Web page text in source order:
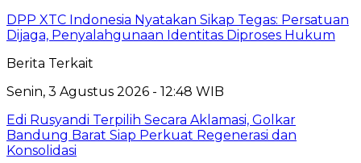
DPP XTC Indonesia Nyatakan Sikap Tegas: Persatuan
Dijaga, Penyalahgunaan Identitas Diproses Hukum
Berita Terkait
Senin, 3 Agustus 2026 - 12:48 WIB
Edi Rusyandi Terpilih Secara Aklamasi, Golkar
Bandung Barat Siap Perkuat Regenerasi dan
Konsolidasi